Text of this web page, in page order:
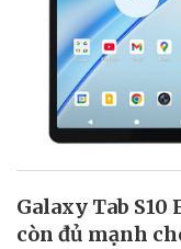
Galaxy Tab S10
còn đủ mạnh